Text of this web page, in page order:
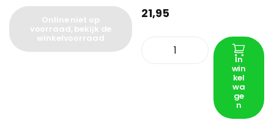
Online niet op
voorraad, bekijk de
winkelvoorraad
21,95
In
win
kel
wa
ge
n